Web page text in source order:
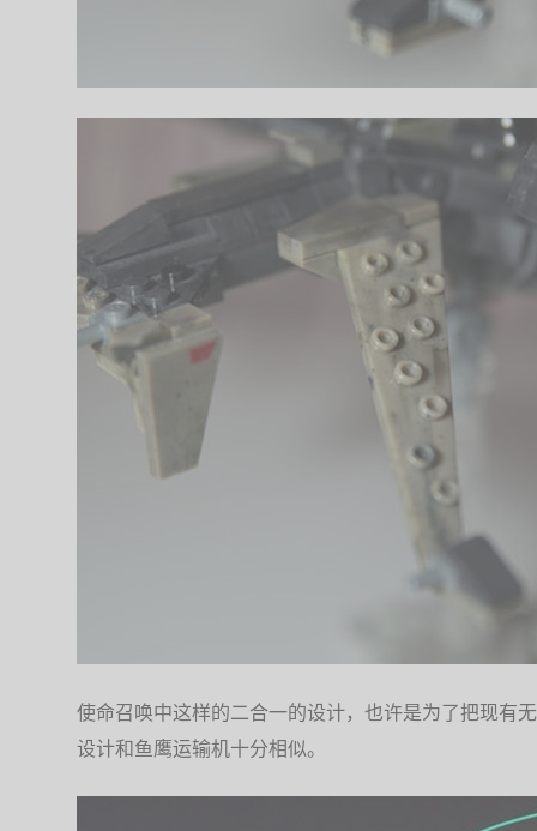
使命召唤中这样的二合一的设计，也许是为了把现有
设计和鱼鹰运输机十分相似。